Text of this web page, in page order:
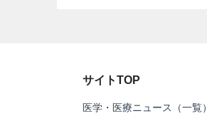
サイトTOP
医学・医療ニュース（一覧）